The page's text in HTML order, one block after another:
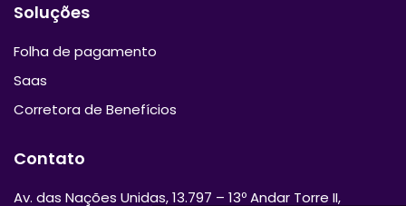
Soluções
Folha de pagamento
Saas
Corretora de Benefícios
Contato
Av. das Nações Unidas, 13.797 – 13º Andar Torre II,